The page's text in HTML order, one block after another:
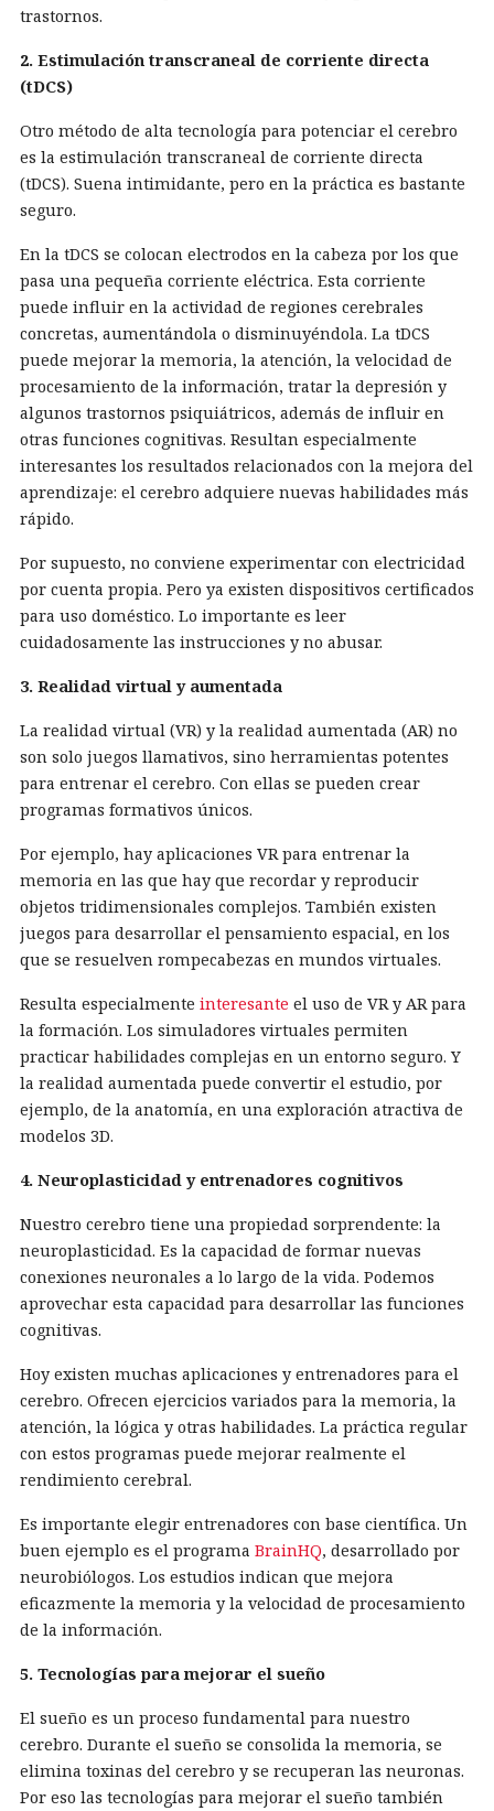
trastornos.
2. Estimulación transcraneal de corriente directa
(tDCS)
Otro método de alta tecnología para potenciar el cerebro
es la estimulación transcraneal de corriente directa
(tDCS). Suena intimidante, pero en la práctica es bastante
seguro.
En la tDCS se colocan electrodos en la cabeza por los que
pasa una pequeña corriente eléctrica. Esta corriente
puede influir en la actividad de regiones cerebrales
concretas, aumentándola o disminuyéndola. La tDCS
puede mejorar la memoria, la atención, la velocidad de
procesamiento de la información, tratar la depresión y
algunos trastornos psiquiátricos, además de influir en
otras funciones cognitivas. Resultan especialmente
interesantes los resultados relacionados con la mejora del
aprendizaje: el cerebro adquiere nuevas habilidades más
rápido.
Por supuesto, no conviene experimentar con electricidad
por cuenta propia. Pero ya existen dispositivos certificados
para uso doméstico. Lo importante es leer
cuidadosamente las instrucciones y no abusar.
3. Realidad virtual y aumentada
La realidad virtual (VR) y la realidad aumentada (AR) no
son solo juegos llamativos, sino herramientas potentes
para entrenar el cerebro. Con ellas se pueden crear
programas formativos únicos.
Por ejemplo, hay aplicaciones VR para entrenar la
memoria en las que hay que recordar y reproducir
objetos tridimensionales complejos. También existen
juegos para desarrollar el pensamiento espacial, en los
que se resuelven rompecabezas en mundos virtuales.
Resulta especialmente interesante el uso de VR y AR para
la formación. Los simuladores virtuales permiten
practicar habilidades complejas en un entorno seguro. Y
la realidad aumentada puede convertir el estudio, por
ejemplo, de la anatomía, en una exploración atractiva de
modelos 3D.
4. Neuroplasticidad y entrenadores cognitivos
Nuestro cerebro tiene una propiedad sorprendente: la
neuroplasticidad. Es la capacidad de formar nuevas
conexiones neuronales a lo largo de la vida. Podemos
aprovechar esta capacidad para desarrollar las funciones
cognitivas.
Hoy existen muchas aplicaciones y entrenadores para el
cerebro. Ofrecen ejercicios variados para la memoria, la
atención, la lógica y otras habilidades. La práctica regular
con estos programas puede mejorar realmente el
rendimiento cerebral.
Es importante elegir entrenadores con base científica. Un
buen ejemplo es el programa BrainHQ, desarrollado por
neurobiólogos. Los estudios indican que mejora
eficazmente la memoria y la velocidad de procesamiento
de la información.
5. Tecnologías para mejorar el sueño
El sueño es un proceso fundamental para nuestro
cerebro. Durante el sueño se consolida la memoria, se
elimina toxinas del cerebro y se recuperan las neuronas.
Por eso las tecnologías para mejorar el sueño también